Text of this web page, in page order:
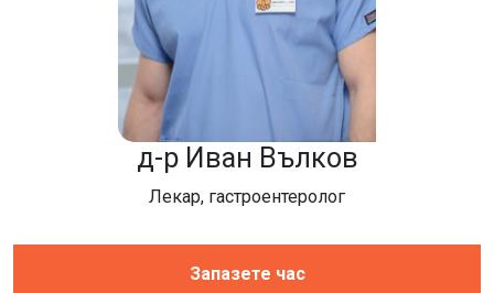
д-р Иван Вълков
Лекар, гастроентеролог
Запазете час